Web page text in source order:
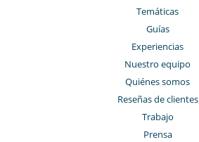
Temáticas
Guías
Experiencias
Nuestro equipo
Quiénes somos
Reseñas de clientes
Trabajo
Prensa